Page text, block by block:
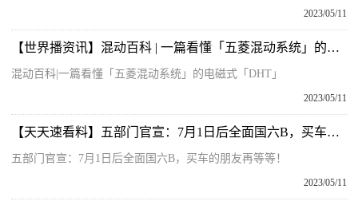
2023/05/11
【世界播资讯】混动百科 | 一篇看懂「五菱混动系统」的电磁式「DHT」
混动百科|一篇看懂「五菱混动系统」的电磁式「DHT」
2023/05/11
【天天速看料】五部门官宣：7月1日后全面国六B，买车的朋友再等等！
五部门官宣：7月1日后全面国六B，买车的朋友再等等！
2023/05/11